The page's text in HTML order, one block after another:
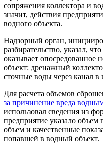
сопряжения коллектора и
значит, действия
водного объекта.
Надзорный орган,
разбирательство, указал,
оказывает опосредованное
объект: дренажный
сточные воды через канал в
Для расчета объемов
за причинение вреда
использовал сведения из
предприятие указало объем
объем и качественные
попавшей в водный объект.